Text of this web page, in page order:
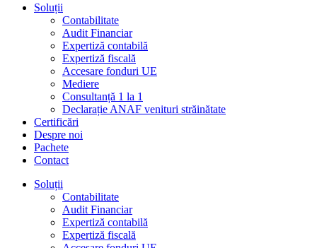
Soluții
Contabilitate
Audit Financiar
Expertiză contabilă
Expertiză fiscală
Accesare fonduri UE
Mediere
Consultanță 1 la 1
Declarație ANAF venituri străinătate
Certificări
Despre noi
Pachete
Contact
Soluții
Contabilitate
Audit Financiar
Expertiză contabilă
Expertiză fiscală